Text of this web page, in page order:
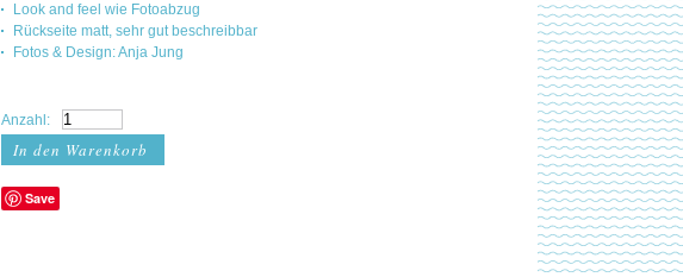
Look and feel wie Fotoabzug
Rückseite matt, sehr gut beschreibbar
Fotos & Design: Anja Jung
Anzahl:
Save